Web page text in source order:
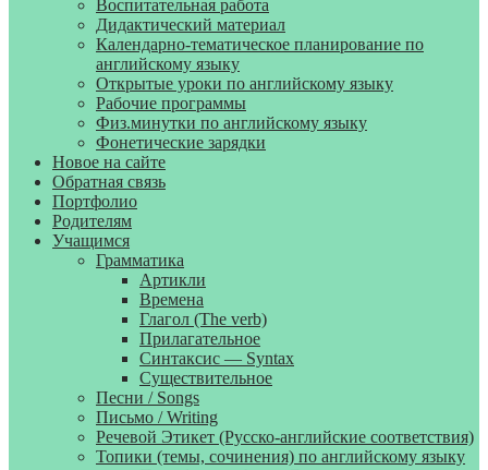
Воспитательная работа
Дидактический материал
Календарно-тематическое планирование по
английскому языку
Открытые уроки по английскому языку
Рабочие программы
Физ.минутки по английскому языку
Фонетические зарядки
Новое на сайте
Обратная связь
Портфолио
Родителям
Учащимся
Грамматика
Артикли
Времена
Глагол (The verb)
Прилагательное
Синтаксис — Syntax
Существительное
Песни / Songs
Письмо / Writing
Речевой Этикет (Русско-английские соответствия)
Топики (темы, сочинения) по английскому языку